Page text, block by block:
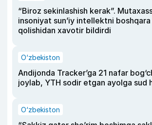
“Biroz sekinlashish kerak”.
insoniyat sun’iy intellektni
qolishidan xavotir bildirdi
O‘zbekiston
Andijonda Tracker’ga 21 nafar
joylab, YTH sodir etgan ayolga sud
O‘zbekiston